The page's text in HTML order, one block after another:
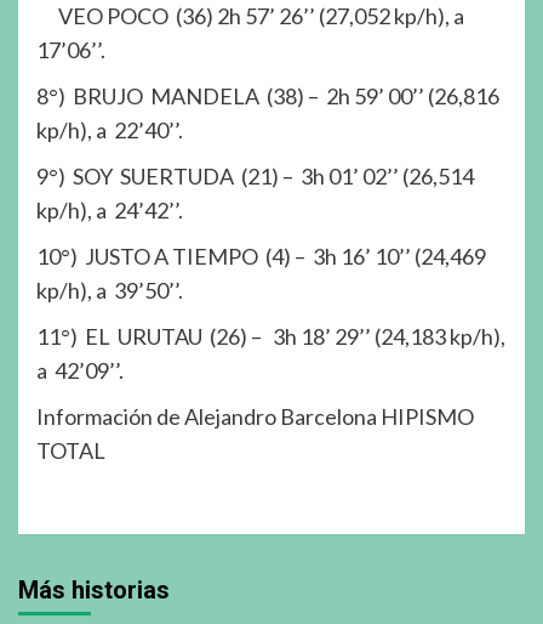
VEO POCO (36) 2h 57’ 26’’ (27,052 kp/h), a
17’06’’.
8°) BRUJO MANDELA (38) – 2h 59’ 00’’ (26,816
kp/h), a 22’40’’.
9°) SOY SUERTUDA (21) – 3h 01’ 02’’ (26,514
kp/h), a 24’42’’.
10°) JUSTO A TIEMPO (4) – 3h 16’ 10’’ (24,469
kp/h), a 39’50’’.
11°) EL URUTAU (26) – 3h 18’ 29’’ (24,183 kp/h),
a 42’09’’.
Información de Alejandro Barcelona HIPISMO
TOTAL
Más historias